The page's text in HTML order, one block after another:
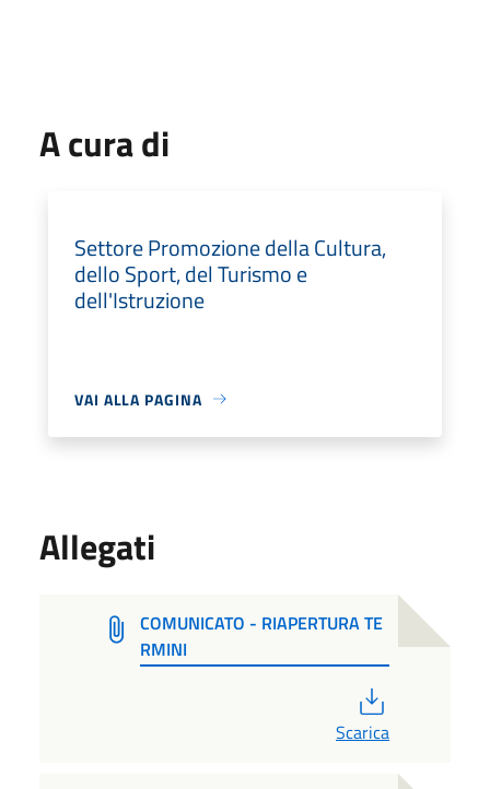
A cura di
Settore Promozione della Cultura,
dello Sport, del Turismo e
dell'Istruzione
VAI ALLA PAGINA
Allegati
COMUNICATO - RIAPERTURA TE
RMINI
Scarica